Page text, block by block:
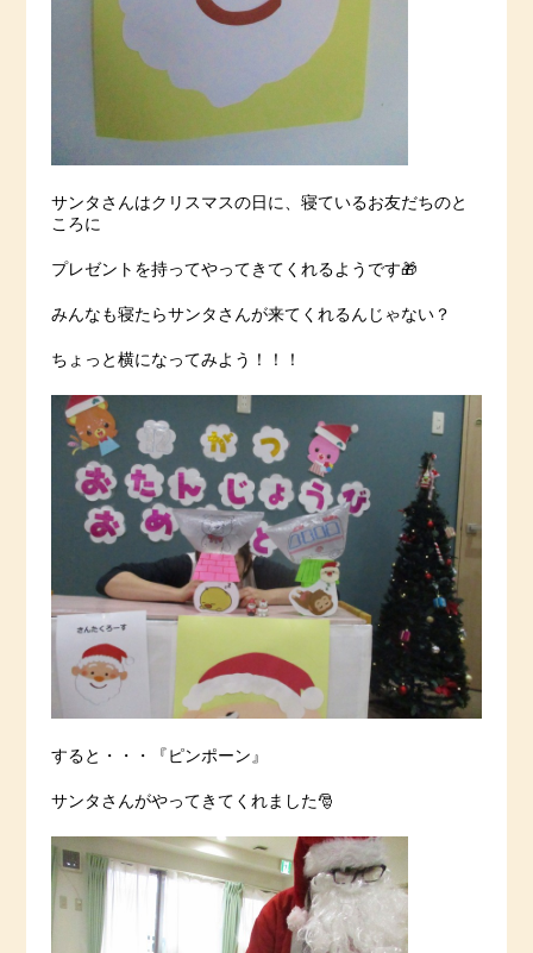
サンタさんはクリスマスの日に、寝ているお友だちのと
ころに
プレゼントを持ってやってきてくれるようです🎁
みんなも寝たらサンタさんが来てくれるんじゃない？
ちょっと横になってみよう！！！
すると・・・『ピンポーン』
サンタさんがやってきてくれました🎅